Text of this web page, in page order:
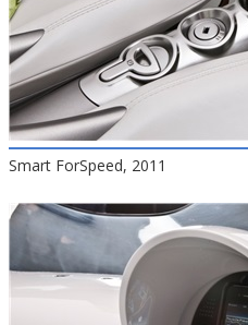
Smart ForSpeed, 2011